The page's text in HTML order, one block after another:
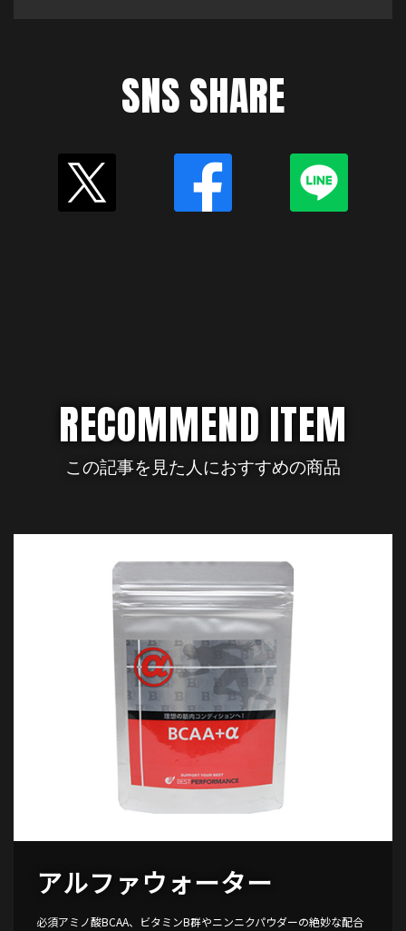
SNS SHARE
RECOMMEND ITEM
この記事を見た人におすすめの商品
アルファウォーター
必須アミノ酸BCAA、ビタミンB群やニンニクパウダーの絶妙な配合